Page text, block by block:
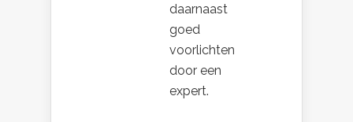
daarnaast
goed
voorlichten
door een
expert.